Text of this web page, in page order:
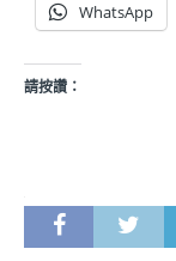
WhatsApp
請按讚：